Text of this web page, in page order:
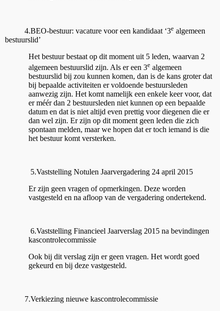
4.BEO-bestuur: vacature voor een kandidaat ‘3e algemeen
bestuurslid’
Het bestuur bestaat op dit moment uit 5 leden, waarvan 2
algemeen bestuurslid zijn. Als er een 3e algemeen
bestuurslid bij zou kunnen komen, dan is de kans groter dat
bij bepaalde activiteiten er voldoende bestuursleden
aanwezig zijn. Het komt namelijk een enkele keer voor, dat
er méér dan 2 bestuursleden niet kunnen op een bepaalde
datum en dat is niet altijd even prettig voor diegenen die er
dan wel zijn. Er zijn op dit moment geen leden die zich
spontaan melden, maar we hopen dat er toch iemand is die
het bestuur komt versterken.
5.Vaststelling Notulen Jaarvergadering 24 april 2015
Er zijn geen vragen of opmerkingen. Deze worden
vastgesteld en na afloop van de vergadering ondertekend.
6.Vaststelling Financieel Jaarverslag 2015 na bevindingen
kascontrolecommissie
Ook bij dit verslag zijn er geen vragen. Het wordt goed
gekeurd en bij deze vastgesteld.
7.Verkiezing nieuwe kascontrolecommissie